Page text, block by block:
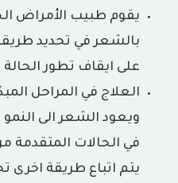
يقوم طبيب الأمراض
بالشعر في تحديد
على ايقاف تطور
العلاج في المراحل
ويعود الشعر الى
في الحالات المتقدمة
يتم اتباع طريقة